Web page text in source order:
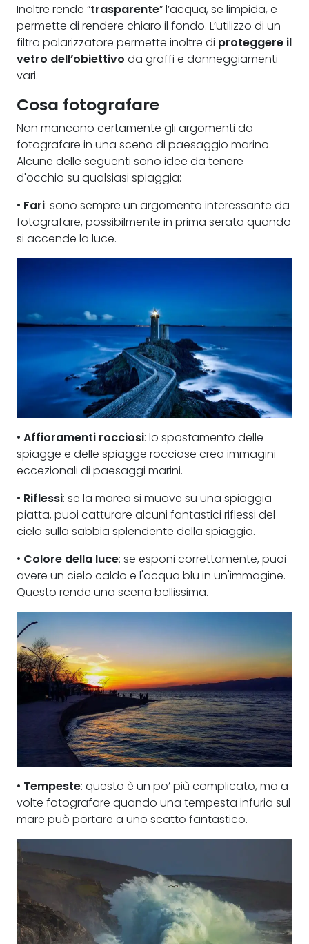
Inoltre rende “trasparente” l’acqua, se limpida, e
permette di rendere chiaro il fondo. L’utilizzo di un
filtro polarizzatore permette inoltre di proteggere il
vetro dell’obiettivo da graffi e danneggiamenti
vari.
Cosa fotografare
Non mancano certamente gli argomenti da
fotografare in una scena di paesaggio marino.
Alcune delle seguenti sono idee da tenere
d'occhio su qualsiasi spiaggia:
• Fari: sono sempre un argomento interessante da
fotografare, possibilmente in prima serata quando
si accende la luce.
• Affioramenti rocciosi: lo spostamento delle
spiagge e delle spiagge rocciose crea immagini
eccezionali di paesaggi marini.
• Riflessi: se la marea si muove su una spiaggia
piatta, puoi catturare alcuni fantastici riflessi del
cielo sulla sabbia splendente della spiaggia.
• Colore della luce: se esponi correttamente, puoi
avere un cielo caldo e l'acqua blu in un'immagine.
Questo rende una scena bellissima.
• Tempeste: questo è un po’ più complicato, ma a
volte fotografare quando una tempesta infuria sul
mare può portare a uno scatto fantastico.